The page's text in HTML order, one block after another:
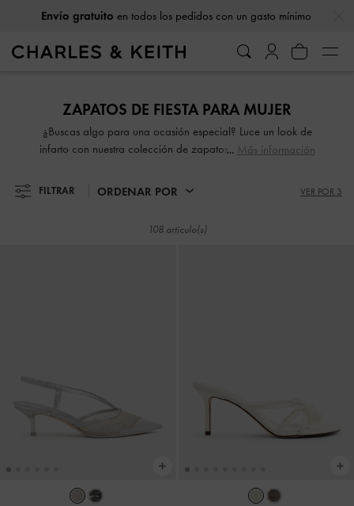
Envío gratuito en todos los pedidos con un gasto mínimo
Envío gratuitoen todos los pedidos con un gasto mínimo
ZAPATOS DE FIESTA PARA MUJER
¿Buscas algo para una ocasión especial? Luce un look de
infarto con nuestra colección de zapatos de fiesta dorados,
piedras semipreciosas hasta sandalias con plataforma, no
diseños.
Más información
FILTRAR ORDENAR POR VER POR 3
108 artículo(s)